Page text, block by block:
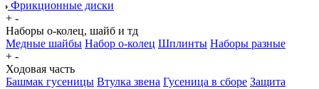
Фрикционные диски
+ -
Наборы о-колец, шайб и тд
Медные шайбы Набор о-колец Шплинты Наборы разные
+ -
Ходовая часть
Башмак гусеницы Втулка звена Гусеница в сборе Защита